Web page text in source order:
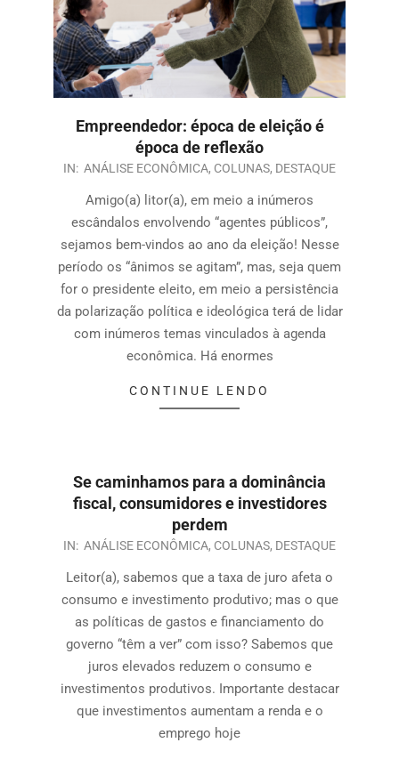
Empreendedor: época de eleição é
época de reflexão
IN: ANÁLISE ECONÔMICA, COLUNAS, DESTAQUE
Amigo(a) litor(a), em meio a inúmeros
escândalos envolvendo “agentes públicos”,
sejamos bem-vindos ao ano da eleição! Nesse
período os “ânimos se agitam”, mas, seja quem
for o presidente eleito, em meio a persistência
da polarização política e ideológica terá de lidar
com inúmeros temas vinculados à agenda
econômica. Há enormes
CONTINUE LENDO
Se caminhamos para a dominância
fiscal, consumidores e investidores
perdem
IN: ANÁLISE ECONÔMICA, COLUNAS, DESTAQUE
Leitor(a), sabemos que a taxa de juro afeta o
consumo e investimento produtivo; mas o que
as políticas de gastos e financiamento do
governo “têm a ver” com isso? Sabemos que
juros elevados reduzem o consumo e
investimentos produtivos. Importante destacar
que investimentos aumentam a renda e o
emprego hoje